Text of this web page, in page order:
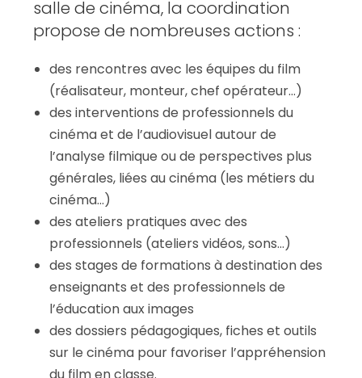
salle de cinéma, la coordination
propose de nombreuses actions :
des rencontres avec les équipes du film
(réalisateur, monteur, chef opérateur…)
des interventions de professionnels du
cinéma et de l’audiovisuel autour de
l’analyse filmique ou de perspectives plus
générales, liées au cinéma (les métiers du
cinéma…)
des ateliers pratiques avec des
professionnels (ateliers vidéos, sons…)
des stages de formations à destination des
enseignants et des professionnels de
l’éducation aux images
des dossiers pédagogiques, fiches et outils
sur le cinéma pour favoriser l’appréhension